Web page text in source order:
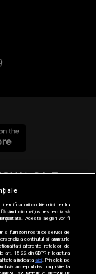
SA, Toate
cookie unici pentru
clic mai jos, respectiv vă
Aceste alegeri vor fi
si furnizorii nostri de servicii de
continutul si anunturile
aferente retelelor de
15-22 din GDPR in legatura
indicataaici . Prin click pe
acceptul dvs. cu privire la